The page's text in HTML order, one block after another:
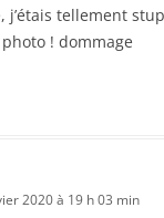
tellement
! dommage
2020 à 19 h 03 min